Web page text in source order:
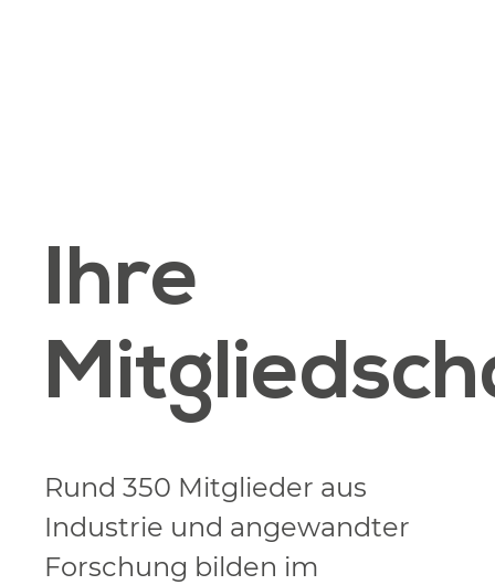
Ihre
Rund 350 Mitglieder aus
Industrie und angewandter
Forschung bilden im